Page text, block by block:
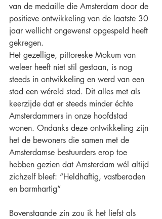
van de medaille die Amsterdam door de
positieve ontwikkeling van de laatste 30
jaar wellicht ongewenst opgespeld heeft
gekregen.
Het gezellige, pittoreske Mokum van
weleer heeft niet stil gestaan, is nog
steeds in ontwikkeling en werd van een
stad een wéreld stad. Dit alles met als
keerzijde dat er steeds minder échte
Amsterdammers in onze hoofdstad
wonen. Ondanks deze ontwikkeling zijn
het de bewoners die samen met de
Amsterdamse bestuurders erop toe
hebben gezien dat Amsterdam wél altijd
zichzelf bleef: “Heldhaftig, vastberaden
en barmhartig”
Bovenstaande zin zou ik het liefst als